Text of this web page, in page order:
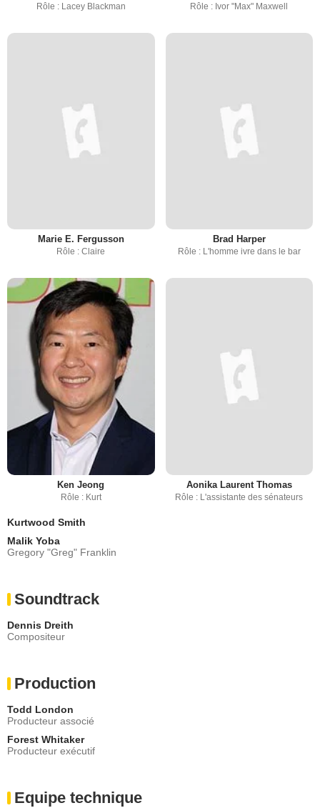
Rôle : Lacey Blackman Rôle : Ivor "Max" Maxwell
Marie E. Fergusson
Rôle : Claire
Brad Harper
Rôle : L'homme ivre dans le bar
Ken Jeong
Rôle : Kurt
Aonika Laurent Thomas
Rôle : L'assistante des sénateurs
Kurtwood Smith
Malik Yoba
Gregory "Greg" Franklin
Soundtrack
Dennis Dreith
Compositeur
Production
Todd London
Producteur associé
Forest Whitaker
Producteur exécutif
Equipe technique